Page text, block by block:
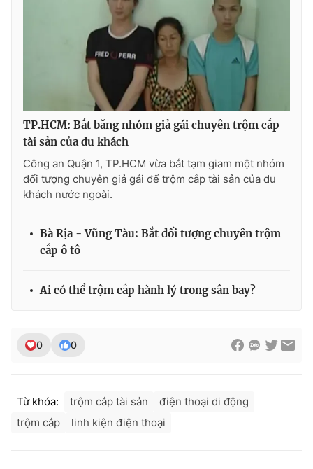
Hitech Công nghệ tương lai
Giao lưu trực tuyến
Lịch phát sóng
Chuyên mục khác
Emagazine
Photo Infographic
VTV Money
Bất động sản
Thị trường 24h Tấm lòng Việt
VTV9 VTV8
TP.HCM: Bắt băng nhóm giả gái chuyên trộm cắp
tài sản của du khách
Công an Quận 1, TP.HCM vừa bắt tạm giam một nhóm
đối tượng chuyên giả gái để trộm cắp tài sản của du
khách nước ngoài.
Bà Rịa - Vũng Tàu: Bắt đối tượng chuyên trộm
cắp ô tô
Ai có thể trộm cắp hành lý trong sân bay?
0 0
Từ khóa: trộm cắp tài sản
điện thoại di động
trộm cắp
linh kiện điện thoại